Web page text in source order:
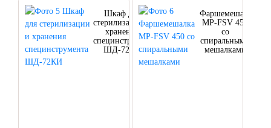
Шкаф для
стерилизации и
хранения
специнструмента
ШД-72КИ
Фаршемешалка
MP-FSV 450
со
спиральными
мешалками